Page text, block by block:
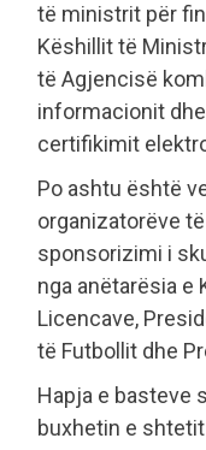
të ministrit për
Këshillit të
të Agjencisë
informacionit
certifikimit
Po ashtu është
organizatorëve
sponsorizimi i
nga anëtarësia e
Licencave,
të Futbollit dhe
Hapja e basteve
buxhetin e